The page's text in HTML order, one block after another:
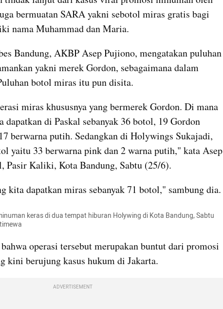
bermuatan SARA yakni sebotol miras gratis bagi
nama Muhammad dan Maria.
Bandung, AKBP Asep Pujiono, mengatakan puluhan
yakni merek Gordon, sebagaimana dalam
botol miras itu pun disita.
miras khususnya yang bermerek Gordon. Di mana
di Paskal sebanyak 36 botol, 19 Gordon
berwarna putih. Sedangkan di Holywings Sukajadi,
yaitu 33 berwarna pink dan 2 warna putih," kata Asep
Pasir Kaliki, Kota Bandung, Sabtu (25/6).
kita dapatkan miras sebanyak 71 botol," sambung dia.
keras di dua tempat hiburan Holywing di Kota Bandung, Sabtu
operasi tersebut merupakan buntut dari promosi
kini berujung kasus hukum di Jakarta.
ADVERTISEMENT